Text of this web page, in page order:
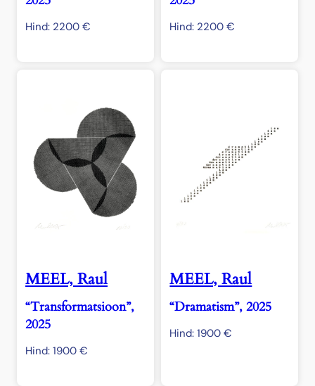
Hind: 2200 € Hind: 2200€
MEEL, Raul
“Transformatsioon”,
2025
Hind: 1900 €
MEEL, Raul
“Dramatism”, 2025
Hind:1900€